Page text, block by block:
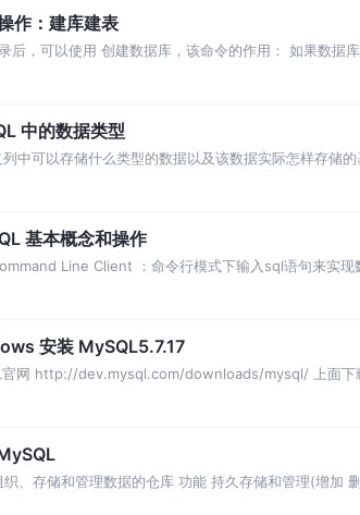
作：建库建表
，可以使用 创建数据库，该命令的作用： 如果数据
除数据库 MySQL
中的数据类型
中可以存储什么类型的数据以及该数据实际怎样存储
数值类型的的数据 在设计表时，应该特
基本概念和操作
Line Client ：命令行模式下输入sql语句来实现
删
安装 MySQL5.7.17
官网 http://dev.mysql.com/downloads/mysql/ 上面下
、存储和管理数据的仓库 功能 持久存储和管理(增加
的数据类型 支持远程数据